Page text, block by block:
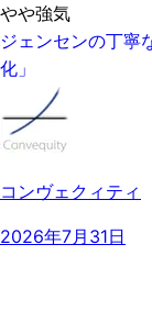
やや強気
ジェンセンの丁
化」
コンヴェクィティ
2026年7月31日